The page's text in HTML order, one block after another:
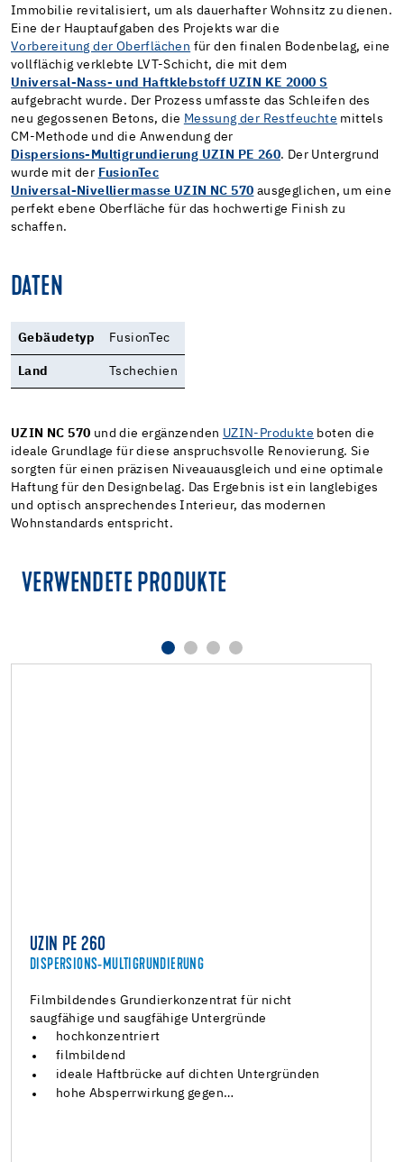
Immobilie revitalisiert, um als dauerhafter Wohnsitz zu dienen.
Eine der Hauptaufgaben des Projekts war die
Vorbereitung der Oberflächen für den finalen Bodenbelag, eine
vollflächig verklebte LVT-Schicht, die mit dem
Universal-Nass- und Haftklebstoff UZIN KE 2000 S
aufgebracht wurde. Der Prozess umfasste das Schleifen des
neu gegossenen Betons, die Messung der Restfeuchte mittels
CM-Methode und die Anwendung der
Dispersions-Multigrundierung UZIN PE 260. Der Untergrund
wurde mit der FusionTec
Universal-Nivelliermasse UZIN NC 570 ausgeglichen, um eine
perfekt ebene Oberfläche für das hochwertige Finish zu
schaffen.
DATEN
Gebäudetyp FusionTec
Land Tschechien
UZIN NC 570 und die ergänzenden UZIN-Produkte boten die
ideale Grundlage für diese anspruchsvolle Renovierung. Sie
sorgten für einen präzisen Niveauausgleich und eine optimale
Haftung für den Designbelag. Das Ergebnis ist ein langlebiges
und optisch ansprechendes Interieur, das modernen
Wohnstandards entspricht.
VERWENDETE PRODUKTE
UZIN PE 260
DISPERSIONS-MULTIGRUNDIERUNG
Filmbildendes Grundierkonzentrat für nicht
saugfähige und saugfähige Untergründe
hochkonzentriert
filmbildend
ideale Haftbrücke auf dichten Untergründen
hohe Absperrwirkung gegen…